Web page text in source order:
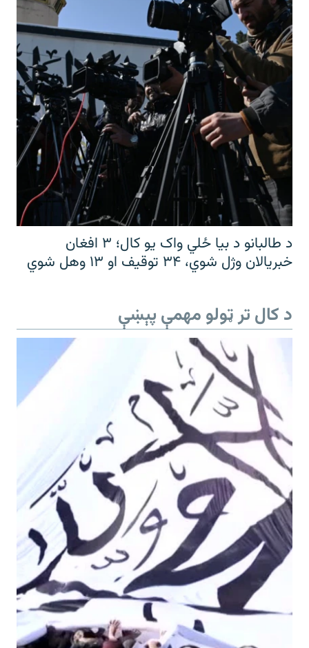
د طالبانو د بیا ځلي واک یو کال؛ ۳ افغان
خبریالان وژل شوي، ۳۴ توقیف او ۱۳ وهل شوي
د کال تر ټولو مهمې پېښې